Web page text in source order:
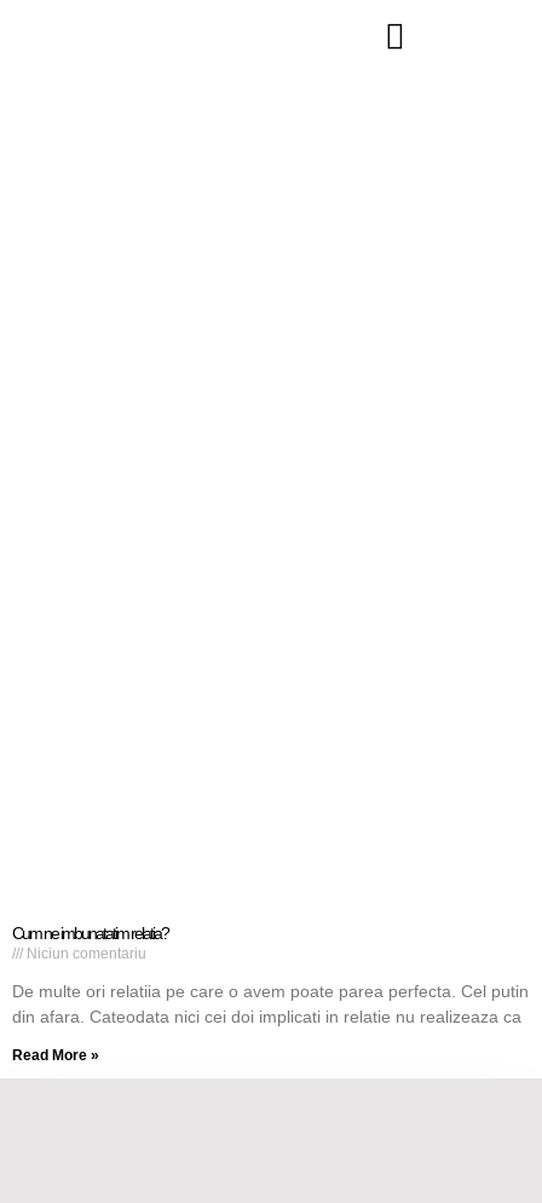
Cum ne imbunatatim relatia?
Niciun comentariu
De multe ori relatiia pe care o avem poate parea perfecta. Cel putin
din afara. Cateodata nici cei doi implicati in relatie nu realizeaza ca
Read More »